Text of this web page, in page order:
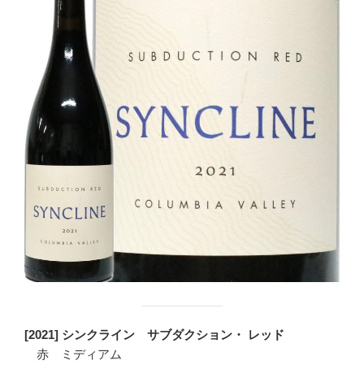
[2021] シンクライン サブダクション・ レッド
赤 ミディアム